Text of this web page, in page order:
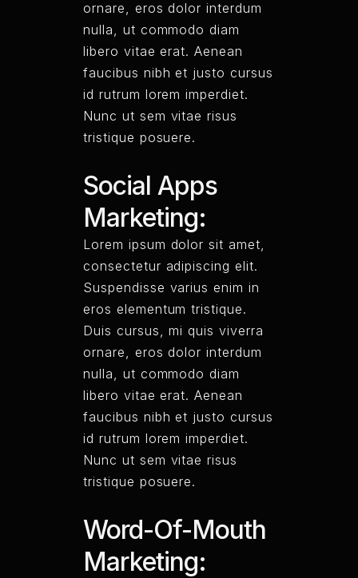
ornare, eros dolor interdum
nulla, ut commodo diam
libero vitae erat. Aenean
faucibus nibh et justo cursus
id rutrum lorem imperdiet.
Nunc ut sem vitae risus
tristique posuere.
Social Apps
Marketing:
Lorem ipsum dolor sit amet,
consectetur adipiscing elit.
Suspendisse varius enim in
eros elementum tristique.
Duis cursus, mi quis viverra
ornare, eros dolor interdum
nulla, ut commodo diam
libero vitae erat. Aenean
faucibus nibh et justo cursus
id rutrum lorem imperdiet.
Nunc ut sem vitae risus
tristique posuere.
Word-Of-Mouth
Marketing: